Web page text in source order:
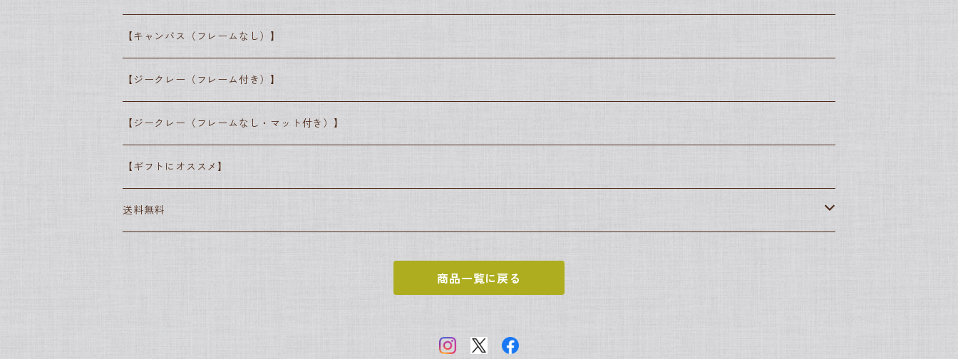
エドゥアール・マネ
ピエール＝オーギュスト・ルノワール
ジャン＝フランソワ・ミレー
エドガー・ドガ
ポール・セザンヌ
カスパー・ダーヴィト・フリードリヒ
ジョゼフ・マロード・ウィリアム・ターナー
写実主義
ジャン＝フランソワ・ミレー
ヨハネス・フェルメール
印象派
アルフレッド・シスレー
エドゥアール・マネ
ポスト印象派
ジョルジュ・スーラ
フィンセント・ファン・ゴッホ
抽象派
グスタフ・クリムト
素朴派
葛飾北斎
歌川広重
● 高田昌耶
● しばさな
● シマザキミユキ
【キャンバス（フレームなし）】
【ジークレー（フレーム付き）】
【ジークレー（フレームなし・マット付き）】
【ギフトにオススメ】
送料無料
商品一覧に戻る